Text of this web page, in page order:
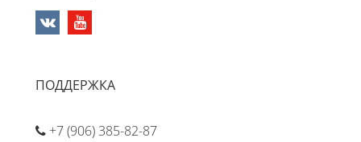
ПОДДЕРЖКА
+7 (906) 385-82-87